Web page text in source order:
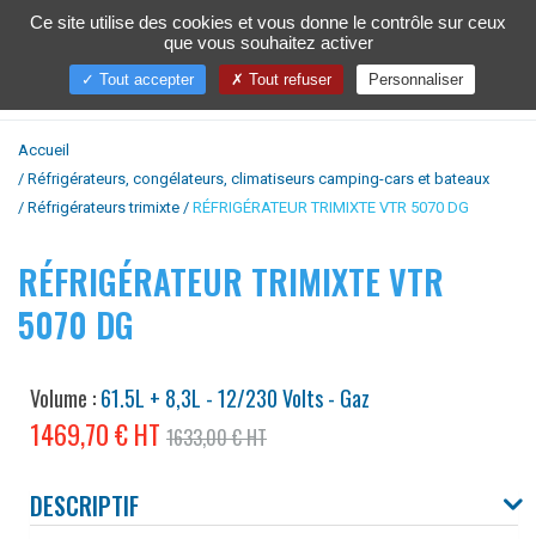
Accueil
Réfrigérateurs, congélateurs, climatiseurs camping-cars et bateaux
Réfrigérateurs trimixte
RÉFRIGÉRATEUR TRIMIXTE VTR 5070 DG
RÉFRIGÉRATEUR TRIMIXTE VTR
5070 DG
Volume :61.5L + 8,3L - 12/230 Volts - Gaz
1469,70 € HT 1633,00 € HT
DESCRIPTIF
Ce site utilise des cookies et vous donne le contrôle sur ceux
que vous souhaitez activer
Tout accepter Tout refuser Personnaliser